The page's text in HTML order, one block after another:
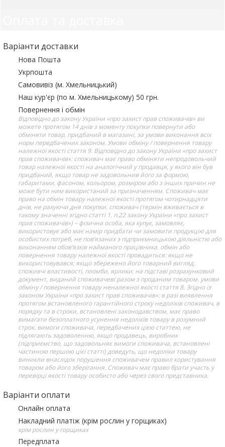
Варіанти доставки
Нова Пошта
Укрпошта
Самовивіз (м. Хмельницький)
Наш кур'єр (по м. Хмельницькому) 50 грн.
Повернення і обмін
Відповідно до закону України «про захист прав споживачів» ви
можете протягом 14 днів з моменту покупки повернути або
обміняти товар, придбаний в магазині, за умови виконання всіх
норм передбачених законом. Умови обміну / повернення товару
належної якості стаття 9. Відповідно до закону України «про захист
прав споживачів»: споживач має право обміняти непродовольчий
товар належної якості на аналогічний у продавця, у якого він був
придбаний, якщо товар не задовольнив його за формою,
габаритами, фасоном, кольором, розміром або з інших причин не
може бути ним використаний за призначенням. Споживач має
право на обмін товару належної якості протягом чотирнадцяти
днів, не рахуючи дня покупки. споживач (термін вживається в
такому значенні згідно статті 1. п.22 закону України «про захист
прав споживачів») – фізична особа, яка купує, замовляє,
використовує або має намір придбати чи замовити продукцію для
особистих потреб, не пов’язаних з підприємницькою діяльністю або
виконанням обов’язків найманого працівника. обмін або
повернення товару належної якості провадиться: якщо не
використовувався; якщо збережено його товарний вигляд,
споживчі властивості, пломби, ярлики; на підставі розрахунковий
документ, виданий споживачеві разом з проданим товаром. умови
обміну / повернення товару неналежної якості стаття 8. Згідно із
законом України «про захист прав споживачів»: в разі виявлення
протягом встановленого гарантійного строку недоліків споживач, в
порядку та в строки, встановлені законодавством, має право
вимагати безоплатного усунення недоліків товару в розумний
строк. вимоги споживача, передбачених цією статтею, не
підлягають задоволенню, якщо продавець, виробник
(підприємство, що задовольняє вимоги споживача, встановлені
частиною першою цієї статті) доведуть, що недоліки товару
виникли внаслідок порушення споживачем правил користування
товаром або його зберігання. Споживач має право брати участь у
перевірці якості товару особисто або через свого представника.
Варіанти оплати
Онлайн оплата
Накладний платіж (крім рослин у горщиках)
крім рослин у горщиках
Передплата